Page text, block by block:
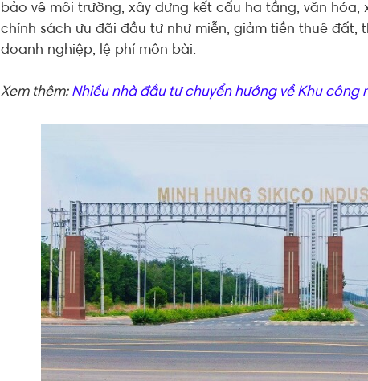
bảo vệ môi trường, xây dựng kết cấu hạ tầng, văn
chính sách ưu đãi đầu tư như miễn, giảm tiền thuê đất,
doanh nghiệp, lệ phí môn bài.
Xem thêm: Nhiều nhà đầu tư chuyển hướng về Khu công